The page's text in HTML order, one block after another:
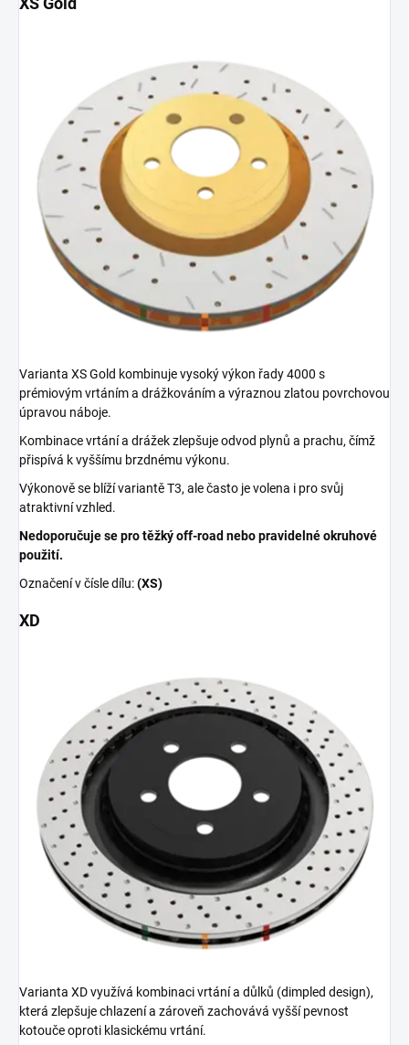
Varianta XS Gold kombinuje vysoký výkon řady 4000 s
prémiovým vrtáním a drážkováním a výraznou zlatou povrchovou
úpravou náboje.
Kombinace vrtání a drážek zlepšuje odvod plynů a prachu, čímž
přispívá k vyššímu brzdnému výkonu.
Výkonově se blíží variantě T3, ale často je volena i pro svůj
atraktivní vzhled.
Nedoporučuje se pro těžký off-road nebo pravidelné okruhové
použití.
Označení v čísle dílu:(XS)
XD
Varianta XD využívá kombinaci vrtání a důlků (dimpled design),
která zlepšuje chlazení a zároveň zachovává vyšší pevnost
kotouče oproti klasickému vrtání.